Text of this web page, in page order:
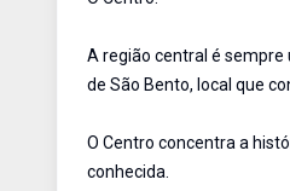
A região central é sempre
de São Bento, local que
O Centro concentra a
conhecida.